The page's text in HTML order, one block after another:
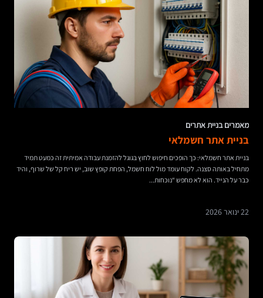
מאמרים בניית אתרים
בניית אתר חשמלאי
בניית אתר חשמלאי: כך הופכים חיפוש לחוץ בגוגל להזמנת עבודה אמיתית זה כמעט תמיד
מתחיל באותה סצנה. לקוח עומד מול לוח חשמל, הפחת קופץ שוב, יש ריח קל של שרוף, והיד
כבר על הנייד. הוא לא מחפש “נוכחות...
22 ינואר 2026